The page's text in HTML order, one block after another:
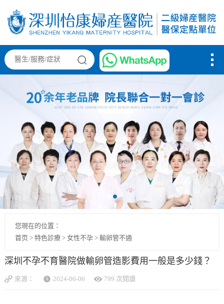
您現在的位置：
首页 > 特色診療> 女性不孕> 輸卵管不通
深圳不孕不育醫院做輸卵管造影費用一般是多少錢？
來源： 2024-06-06 799 次閱讀